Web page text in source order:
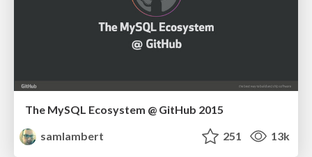
The MySQL Ecosystem @ GitHub 2015
samlambert
251 13k